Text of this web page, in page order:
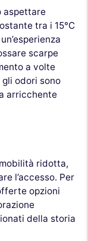
aspettare
tra i 15°C
scarpe
a volte
gli odori sono
arricchente
ridotta,
l’accesso. Per
opzioni
della storia